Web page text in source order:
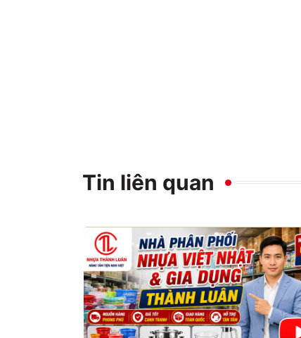
Tin liên quan